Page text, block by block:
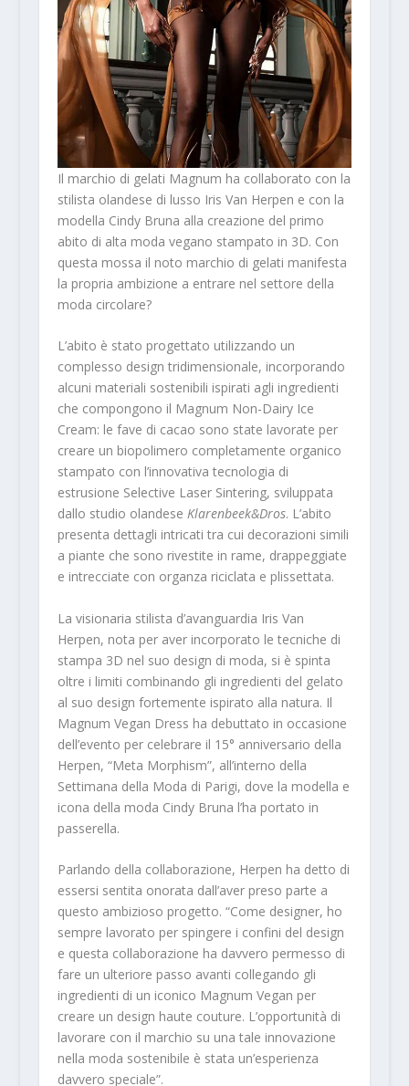
Il marchio di gelati Magnum ha collaborato con la
stilista olandese di lusso Iris Van Herpen e con la
modella Cindy Bruna alla creazione del primo
abito di alta moda vegano stampato in 3D. Con
questa mossa il noto marchio di gelati manifesta
la propria ambizione a entrare nel settore della
moda circolare?
L’abito è stato progettato utilizzando un
complesso design tridimensionale, incorporando
alcuni materiali sostenibili ispirati agli ingredienti
che compongono il Magnum Non-Dairy Ice
Cream: le fave di cacao sono state lavorate per
creare un biopolimero completamente organico
stampato con l’innovativa tecnologia di
estrusione Selective Laser Sintering, sviluppata
dallo studio olandese Klarenbeek&Dros. L’abito
presenta dettagli intricati tra cui decorazioni simili
a piante che sono rivestite in rame, drappeggiate
e intrecciate con organza riciclata e plissettata.
La visionaria stilista d’avanguardia Iris Van
Herpen, nota per aver incorporato le tecniche di
stampa 3D nel suo design di moda, si è spinta
oltre i limiti combinando gli ingredienti del gelato
al suo design fortemente ispirato alla natura. Il
Magnum Vegan Dress ha debuttato in occasione
dell’evento per celebrare il 15° anniversario della
Herpen, “Meta Morphism”, all’interno della
Settimana della Moda di Parigi, dove la modella e
icona della moda Cindy Bruna l’ha portato in
passerella.
Parlando della collaborazione, Herpen ha detto di
essersi sentita onorata dall’aver preso parte a
questo ambizioso progetto. “Come designer, ho
sempre lavorato per spingere i confini del design
e questa collaborazione ha davvero permesso di
fare un ulteriore passo avanti collegando gli
ingredienti di un iconico Magnum Vegan per
creare un design haute couture. L’opportunità di
lavorare con il marchio su una tale innovazione
nella moda sostenibile è stata un’esperienza
davvero speciale”.